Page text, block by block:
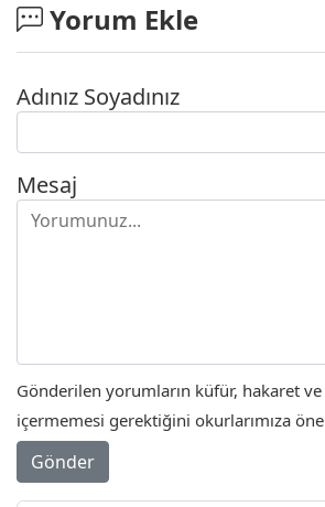
Yorum Ekle
Adınız Soyadınız
Mesaj
Gönderilen yorumların küfür, hakaret
içermemesi gerektiğini okurlarımıza
Gönder